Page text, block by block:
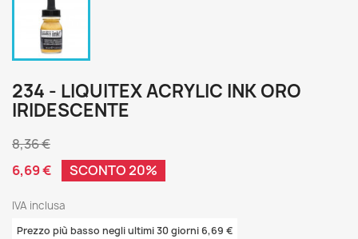
234 - LIQUITEX ACRYLIC INK ORO
IRIDESCENTE
8,36 €
6,69 €
SCONTO 20%
IVA inclusa
Prezzo più basso negli ultimi 30 giorni 6,69 €